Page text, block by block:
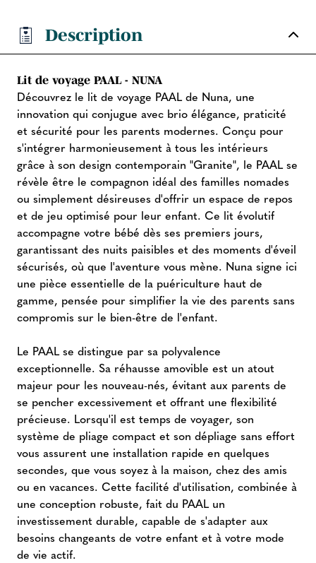
Description
Lit de voyage PAAL - NUNA
Découvrez le lit de voyage PAAL de Nuna, une
innovation qui conjugue avec brio élégance, praticité
et sécurité pour les parents modernes. Conçu pour
s'intégrer harmonieusement à tous les intérieurs
grâce à son design contemporain "Granite", le PAAL se
révèle être le compagnon idéal des familles nomades
ou simplement désireuses d'offrir un espace de repos
et de jeu optimisé pour leur enfant. Ce lit évolutif
accompagne votre bébé dès ses premiers jours,
garantissant des nuits paisibles et des moments d'éveil
sécurisés, où que l'aventure vous mène. Nuna signe ici
une pièce essentielle de la puériculture haut de
gamme, pensée pour simplifier la vie des parents sans
compromis sur le bien-être de l'enfant.
Le PAAL se distingue par sa polyvalence
exceptionnelle. Sa réhausse amovible est un atout
majeur pour les nouveau-nés, évitant aux parents de
se pencher excessivement et offrant une flexibilité
précieuse. Lorsqu'il est temps de voyager, son
système de pliage compact et son dépliage sans effort
vous assurent une installation rapide en quelques
secondes, que vous soyez à la maison, chez des amis
ou en vacances. Cette facilité d'utilisation, combinée à
une conception robuste, fait du PAAL un
investissement durable, capable de s'adapter aux
besoins changeants de votre enfant et à votre mode
de vie actif.